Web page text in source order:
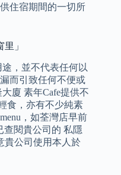
住宿期間的一切所
」
，並不代表任何以
而引致任何不便或
廈 素年Cafe提供不
食，亦有不少純素
，如荃灣店早前
查閱貴公司的 私隱
貴公司使用本人於